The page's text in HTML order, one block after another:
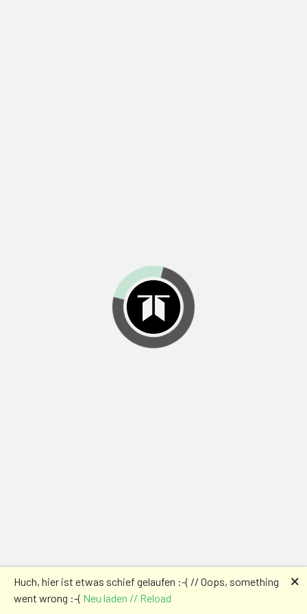
Huch, hier ist etwas schief gelaufen :-( // Oops, something
went wrong :-( Neu laden // Reload
🗙